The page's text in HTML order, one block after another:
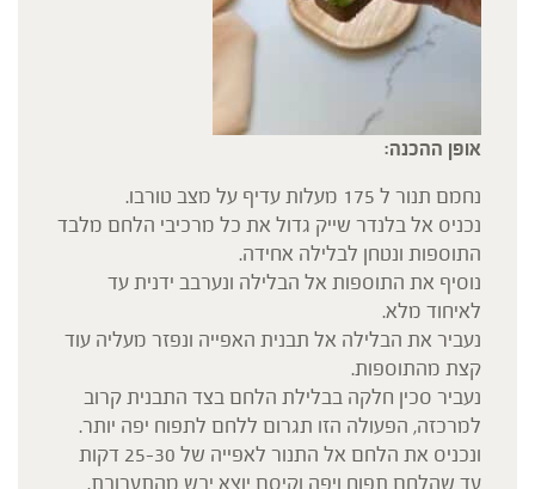
אופן ההכנה:
נחמם תנור ל 175 מעלות עדיף על מצב טורבו.
נכניס אל בלנדר שייק גדול את כל מרכיבי הלחם מלבד
התוספות ונטחן לבלילה אחידה.
נוסיף את התוספות אל הבלילה ונערבב ידנית עד
לאיחוד מלא.
נעביר את הבלילה אל תבנית האפייה ונפזר מעליה עוד
קצת מהתוספות.
נעביר סכין חלקה בבלילת הלחם בצד התבנית קרוב
למרכזה, הפעולה הזו תגרום ללחם לתפוח יפה יותר.
ונכניס את הלחם אל התנור לאפייה של 25-30 דקות
עד שהלחם תפוח ויפה וקיסם יוצא יבש מהתערובת.